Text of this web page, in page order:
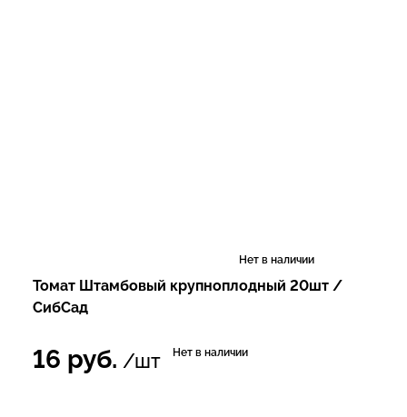
Нет в наличии
Томат Штамбовый крупноплодный 20шт /
СибСад
16 руб. /шт Нет в наличии